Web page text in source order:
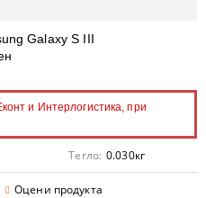
Galaxy S III
и Интерлогистика, при
Тегло: 0.030кг
Оцени продукта